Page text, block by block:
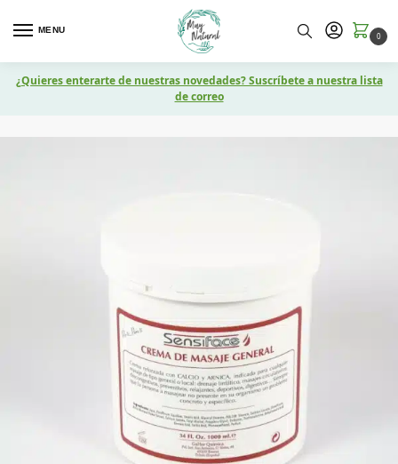
MENU
0
¿Quieres enterarte de nuestras novedades? Suscríbete a nuestra lista
de correo